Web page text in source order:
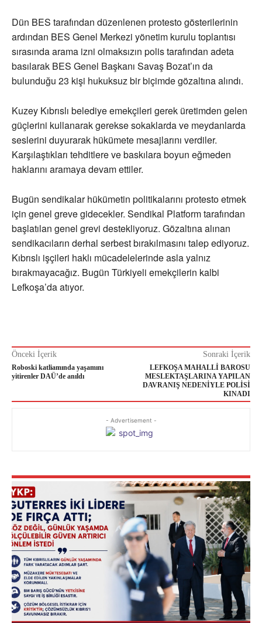
Dün BES tarafından düzenlenen protesto gösterilerinin
ardından BES Genel Merkezi yönetim kurulu toplantısı
sırasında arama izni olmaksızın polis tarafından adeta
basılarak BES Genel Başkanı Savaş Bozat’ın da
bulunduğu 23 kişi hukuksuz bir biçimde gözaltına alındı.
Kuzey Kıbrıslı belediye emekçileri gerek üretimden gelen
güçlerini kullanarak gerekse sokaklarda ve meydanlarda
seslerini duyurarak hükümete mesajlarını verdiler.
Karşılaştıkları tehditlere ve baskılara boyun eğmeden
haklarını aramaya devam ettiler.
Bugün sendikalar hükümetin politikalarını protesto etmek
için genel greve gidecekler. Sendikal Platform tarafından
başlatılan genel grevi destekliyoruz. Gözaltına alınan
sendikacıların derhal serbest bırakılmasını talep ediyoruz.
Kıbrıslı işçileri haklı mücadelelerinde asla yalnız
bırakmayacağız. Bugün Türkiyeli emekçilerin kalbi
Lefkoşa’da atıyor.
Önceki İçerik
Roboski katliamında yaşamını
yitirenler DAÜ’de anıldı
Sonraki İçerik
LEFKOŞA MAHALLİ BAROSU
MESLEKTAŞLARINA YAPILAN
DAVRANIŞ NEDENİYLE POLİSİ
KINADI
- Advertisement -